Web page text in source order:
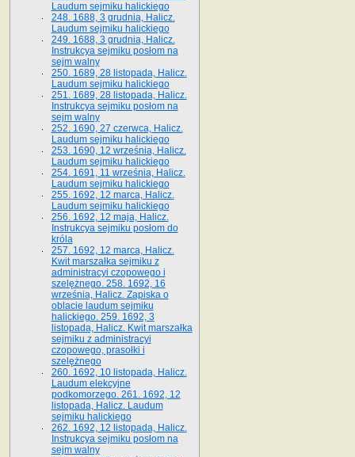
Laudum sejmiku halickiego
248. 1688, 3 grudnia, Halicz.
Laudum sejmiku halickiego
249. 1688, 3 grudnia, Halicz.
Instrukcya sejmiku posłom na
sejm walny
250. 1689, 28 listopada, Halicz.
Laudum sejmiku halickiego
251. 1689, 28 listopada, Halicz.
Instrukcya sejmiku posłom na
sejm walny
252. 1690, 27 czerwca, Halicz.
Laudum sejmiku halickiego
253. 1690, 12 września, Halicz.
Laudum sejmiku halickiego
254. 1691, 11 września, Halicz.
Laudum sejmiku halickiego
255. 1692, 12 marca, Halicz.
Laudum sejmiku halickiego
256. 1692, 12 maja, Halicz.
Instrukcya sejmiku posłom do
króla
257. 1692, 12 marca, Halicz.
Kwit marszałka sejmiku z
administracyi czopowego i
szelężnego. 258. 1692, 16
września, Halicz. Zapiska o
oblacie laudum sejmiku
halickiego. 259. 1692, 3
listopada, Halicz. Kwit marszałka
sejmiku z administracyi
czopowego, prasołki i
szelężnego
260. 1692, 10 listopada, Halicz.
Laudum elekcyjne
podkomorzego. 261. 1692, 12
listopada, Halicz. Laudum
sejmiku halickiego
262. 1692, 12 listopada, Halicz.
Instrukcya sejmiku posłom na
sejm walny